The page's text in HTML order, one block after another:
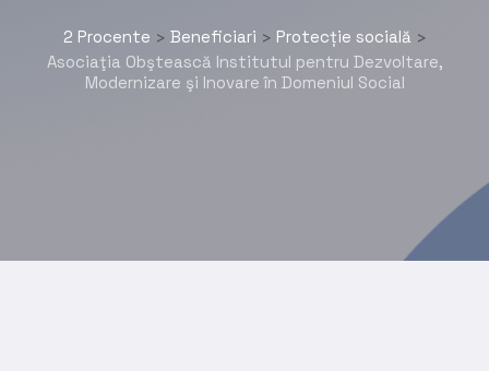
2 Procente > Beneficiari > Protecție socială >
Asociaţia Obştească Institutul pentru Dezvoltare,
Modernizare şi Inovare în Domeniul Social